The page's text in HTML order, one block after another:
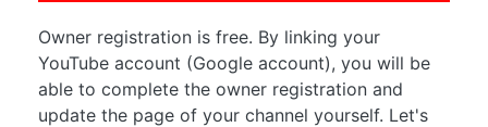
Owner registration is free. By linking your
YouTube account (Google account), you will be
able to complete the owner registration and
update the page of your channel yourself. Let's